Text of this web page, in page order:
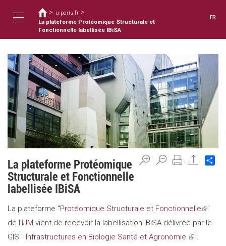
contenu
Toggle
navigation
Vous
êtes
ici
> u-paris.fr >
La plateforme Protéomique Structurale et
Fonctionnelle labellisée IBiSA
FR
La plateforme Protéomique
Structurale et Fonctionnelle
labellisée IBiSA
La plateforme "Protéomique Structurale et Fonctionnelle(link
is
"
de l'IJM vient de recevoir la labellisation IBiSA délivrée par le
GIS " Infrastructures en Biologie Santé et Agronomie (link
".